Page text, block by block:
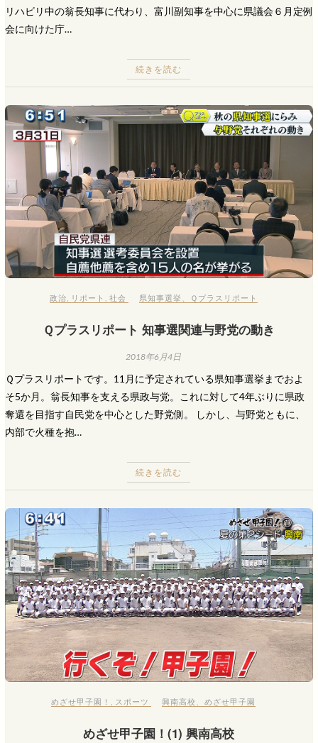
リハビリ中の翁長知事に代わり、富川副知事を中心に県議会６月定例
会に向けた庁…
続きを読む
政治 リポート 社会 県知事選挙 Ｑプラスリポート
Ｑプラスリポート 知事選関連与野党の動き
2018年6月4日
Ｑプラスリポートです。11月に予定されている県知事選挙までおよ
そ5か月。翁長知事を支える県政与党。これに対して4年ぶりに県政
奪還を目指す自民党を中心とした野党側。 しかし、与野党ともに、
内部で火種を抱…
続きを読む
めざせ甲子園！ スポーツ 興南高校 、めざせ甲子園
めざせ甲子園！(1) 興南高校